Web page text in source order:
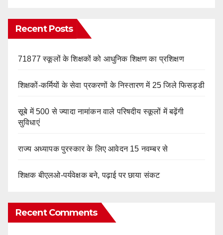
Recent Posts
71877 स्कूलों के शिक्षकों को आधुनिक शिक्षण का प्रशिक्षण
शिक्षकों-कर्मियों के सेवा प्रकरणों के निस्तारण में 25 जिले फिसड्डी
सूबे में 500 से ज्यादा नामांकन वाले परिषदीय स्कूलों में बढ़ेंगी
सुविधाएं
राज्य अध्यापक पुरस्कार के लिए आवेदन 15 नवम्बर से
शिक्षक बीएलओ-पर्यवेक्षक बने, पढ़ाई पर छाया संकट
Recent Comments